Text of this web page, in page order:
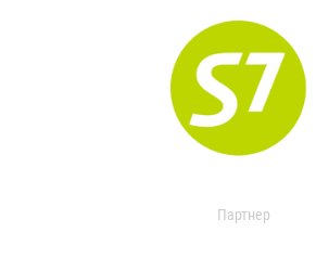
Партнер